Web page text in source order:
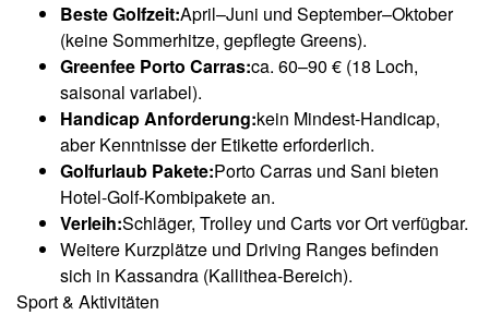
Beste Golfzeit:April–Juni und September–Oktober
(keine Sommerhitze, gepflegte Greens).
Greenfee Porto Carras:ca. 60–90 € (18 Loch,
saisonal variabel).
Handicap Anforderung:kein Mindest-Handicap,
aber Kenntnisse der Etikette erforderlich.
Golfurlaub Pakete:Porto Carras und Sani bieten
Hotel-Golf-Kombipakete an.
Verleih:Schläger, Trolley und Carts vor Ort verfügbar.
Weitere Kurzplätze und Driving Ranges befinden
sich in Kassandra (Kallithea-Bereich).
Sport & Aktivitäten